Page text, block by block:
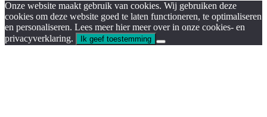
Onze website maakt gebruik van cookies. Wij gebruiken deze
cookies om deze website goed te laten functioneren, te optimaliseren
en personaliseren. Lees meer hier meer over in onze cookies- en
privacyverklaring.
Ik geef toestemming